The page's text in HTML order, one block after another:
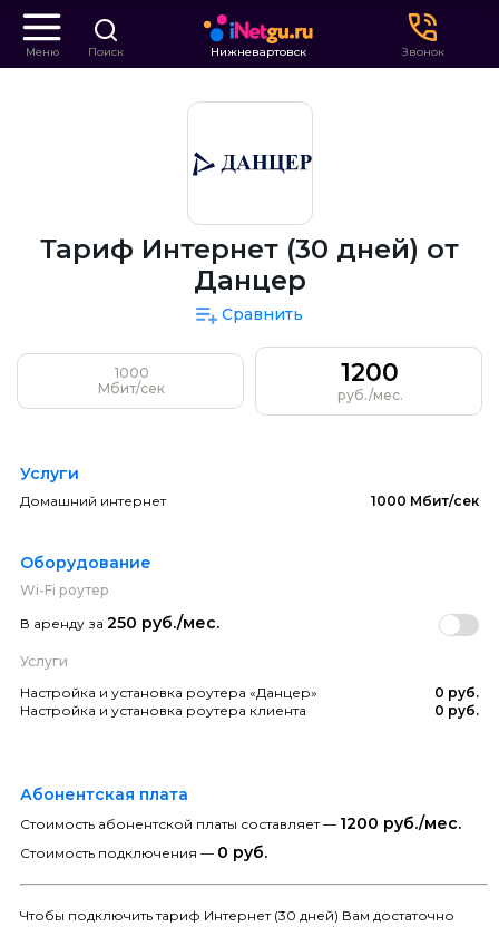
Меню Поиск Нижневартовск Звонок
Тариф Интернет (30 дней) от
Данцер
Сравнить
1000
Мбит/сек
1200
руб./мес.
Услуги
Домашний интернет 1000 Мбит/сек
Оборудование
Wi-Fi роутер
В аренду за 250 руб./мес.
Услуги
Настройка и установка роутера «Данцер»
0 руб.
Настройка и установка роутера клиента
0 руб.
Абонентская плата
Стоимость абонентской платы составляет — 1200 руб./мес.
Стоимость подключения — 0 руб.
Чтобы подключить тариф Интернет (30 дней) Вам достаточно